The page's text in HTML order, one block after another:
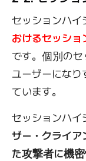
セッションハイ
おけるセッシ
です。個別の
ユーザーにな
ています。
セッションハイ
ザー・クライア
た攻撃者に機